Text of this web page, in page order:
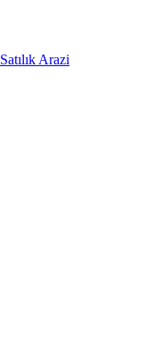
Satılık Arazi